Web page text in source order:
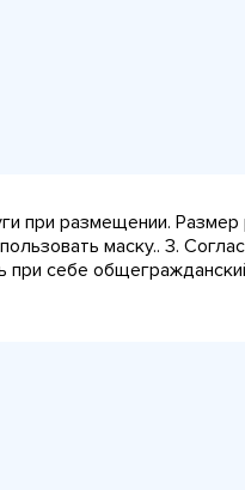
при размещении.
маску.. 3.
себе